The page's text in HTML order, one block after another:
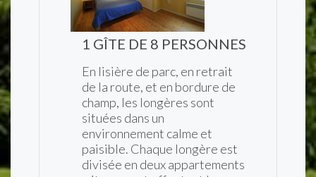
1 GÎTE DE 8 PERSONNES
En lisière de parc, en retrait
de la route, et en bordure de
champ, les longères sont
situées dans un
environnement calme et
paisible. Chaque longère est
divisée en deux appartements